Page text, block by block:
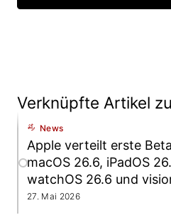
Verknüpfte Artikel
News
Apple verteilt erste
macOS 26.6, iPadOS
watchOS 26.6 und
27. Mai 2026